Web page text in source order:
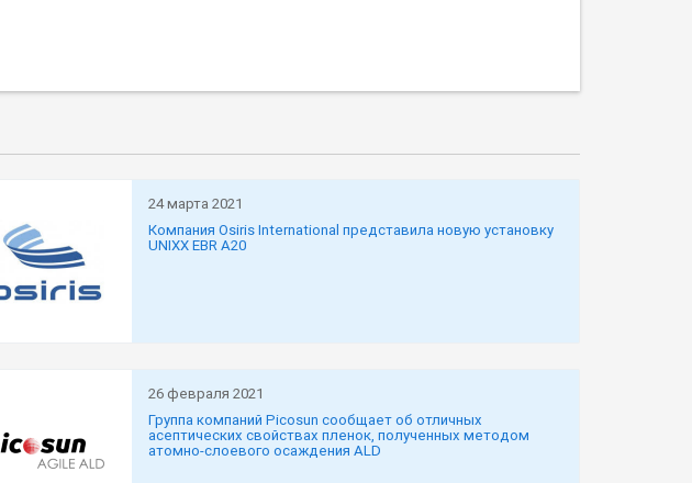
24 марта 2021
Компания Osiris International представила новую установку
UNIXX EBR A20
26 февраля 2021
Группа компаний Picosun сообщает об отличных
асептических свойствах пленок, полученных методом
атомно-слоевого осаждения ALD